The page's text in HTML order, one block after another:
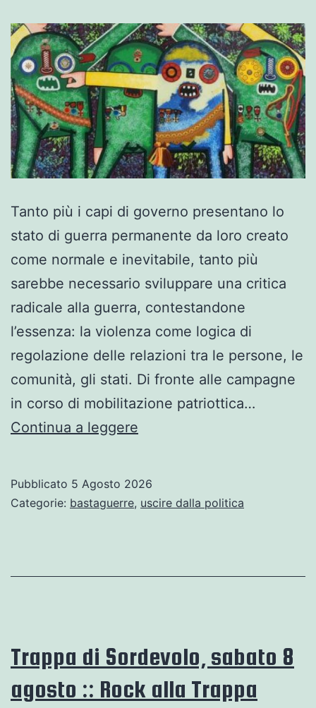
Tanto più i capi di governo presentano lo
stato di guerra permanente da loro creato
come normale e inevitabile, tanto più
sarebbe necessario sviluppare una critica
radicale alla guerra, contestandone
l’essenza: la violenza come logica di
regolazione delle relazioni tra le persone, le
comunità, gli stati. Di fronte alle campagne
in corso di mobilitazione patriottica…
Continua a leggere
alla
Pubblicato 5 Agosto 2026
Categorie: bastaguerre, uscire dalla politica
Trappa di Sordevolo, sabato 8
agosto :: Rock alla Trappa